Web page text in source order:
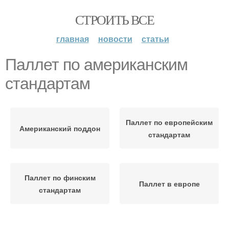
СТРОИТЬ ВСЕ
главная новости статьи
Паллет по американским
стандартам
Американский поддон
Паллет по европейским
стандартам
Паллет по финским
стандартам
Паллет в европе